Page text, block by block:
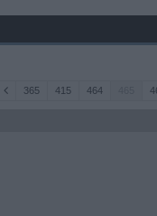
365 415 464